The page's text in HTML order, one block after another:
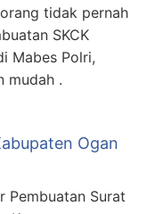
tidak pernah
SKCK
Mabes Polri,
mudah .
Ogan
Pembuatan Surat